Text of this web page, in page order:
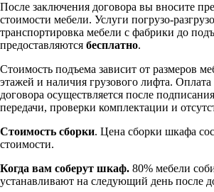
После заключения договора вы вносите
стоимости мебели. Услуги погрузо-
транспортировка мебели с фабрики до
предоставляются бесплатно.
Стоимость подъема зависит от размеров
этажей и наличия грузового лифта. Оплата
договора осуществляется после
передачи, проверки комплектации и
Стоимость сборки. Цена сборки шкафа
стоимости.
Когда вам соберут шкаф. 80% мебели
устанавливают на следующий день после